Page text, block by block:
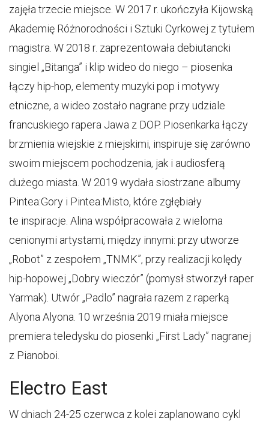
zajęła trzecie miejsce. W 2017 r. ukończyła Kijowską
Akademię Różnorodności i Sztuki Cyrkowej z tytułem
magistra. W 2018 r. zaprezentowała debiutancki
singiel „Bitanga” i klip wideo do niego – piosenka
łączy hip-hop, elementy muzyki pop i motywy
etniczne, a wideo zostało nagrane przy udziale
francuskiego rapera Jawa z DOP. Piosenkarka łączy
brzmienia wiejskie z miejskimi, inspiruje się zarówno
swoim miejscem pochodzenia, jak i audiosferą
dużego miasta. W 2019 wydała siostrzane albumy
Pintea:Gory i Pintea:Misto, które zgłębiały
te inspiracje. Alina współpracowała z wieloma
cenionymi artystami, między innymi: przy utworze
„Robot” z zespołem „TNMK”, przy realizacji kolędy
hip-hopowej „Dobry wieczór” (pomysł stworzył raper
Yarmak). Utwór „Padlo” nagrała razem z raperką
Alyona Alyona. 10 września 2019 miała miejsce
premiera teledysku do piosenki „First Lady” nagranej
z Pianoboi.
Electro East
W dniach 24-25 czerwca z kolei zaplanowano cykl